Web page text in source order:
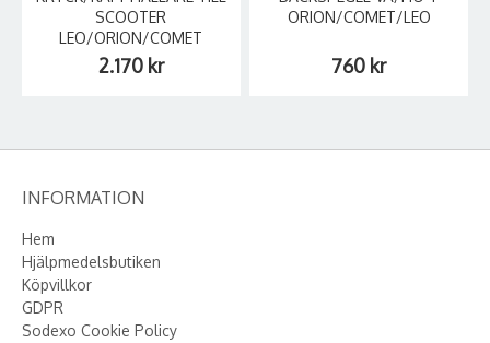
SCOOTER
LEO/ORION/COMET
2.170 kr
ORION/COMET/LEO
760 kr
INFORMATION
Hem
Hjälpmedelsbutiken
Köpvillkor
GDPR
Sodexo Cookie Policy